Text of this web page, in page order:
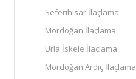
Seferihisar İlaçlama
Mordoğan İlaçlama
Urla İskele İlaçlama
Mordoğan Ardıç İlaçlama